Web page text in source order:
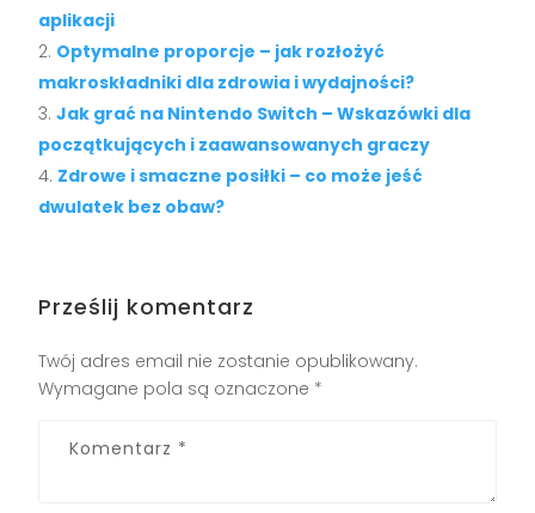
aplikacji
Optymalne proporcje – jak rozłożyć
makroskładniki dla zdrowia i wydajności?
Jak grać na Nintendo Switch – Wskazówki dla
początkujących i zaawansowanych graczy
Zdrowe i smaczne posiłki – co może jeść
dwulatek bez obaw?
Prześlij komentarz
Twój adres email nie zostanie opublikowany.
Wymagane pola są oznaczone *